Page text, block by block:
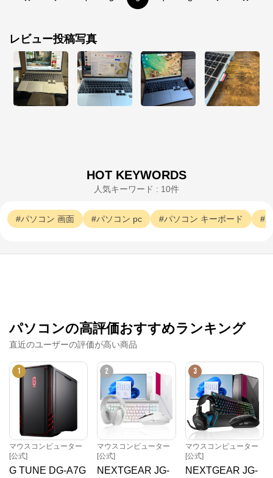
レビュー投稿写真
HOT KEYWORDS
人気キーワード : 10件
パソコン 画面 パソコン pc パソコン キーボード
パソコンの高評価おすすめランキング
直近のユーザーの評価が高い商品
1
マウスコンピューター
[公式]
G TUNE DG-A7G
2
マウスコンピューター
[公式]
NEXTGEAR JG-
3
マウスコンピューター
[公式]
NEXTGEAR JG-
※外部サイトが開きます
マウスコンピューター[公式]からのコメント
マウスコンピューターは、お客様のご利用目的・ご予
算に沿って、自由にカスタマイズしたBTO（Build To